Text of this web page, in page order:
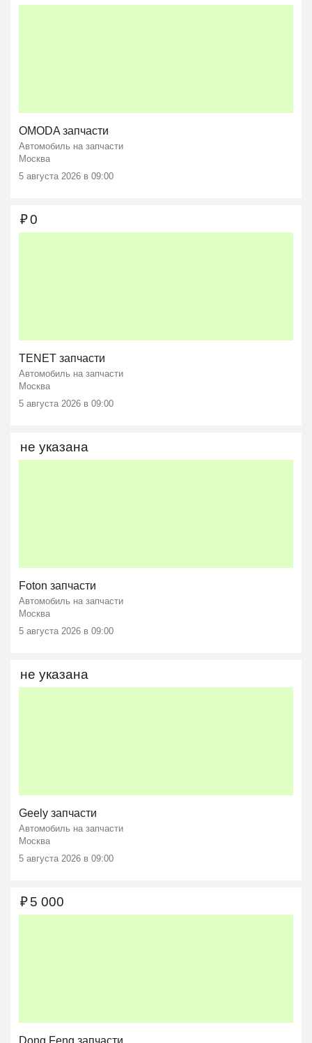
OMODA запчасти
Автомобиль на запчасти
Москва
5 августа 2026 в 09:00
TENET запчасти
Автомобиль на запчасти
Москва
5 августа 2026 в 09:00
₽0
Foton запчасти
Автомобиль на запчасти
Москва
5 августа 2026 в 09:00
не указана
Geely запчасти
Автомобиль на запчасти
Москва
5 августа 2026 в 09:00
не указана
Dong Feng запчасти
₽5 000